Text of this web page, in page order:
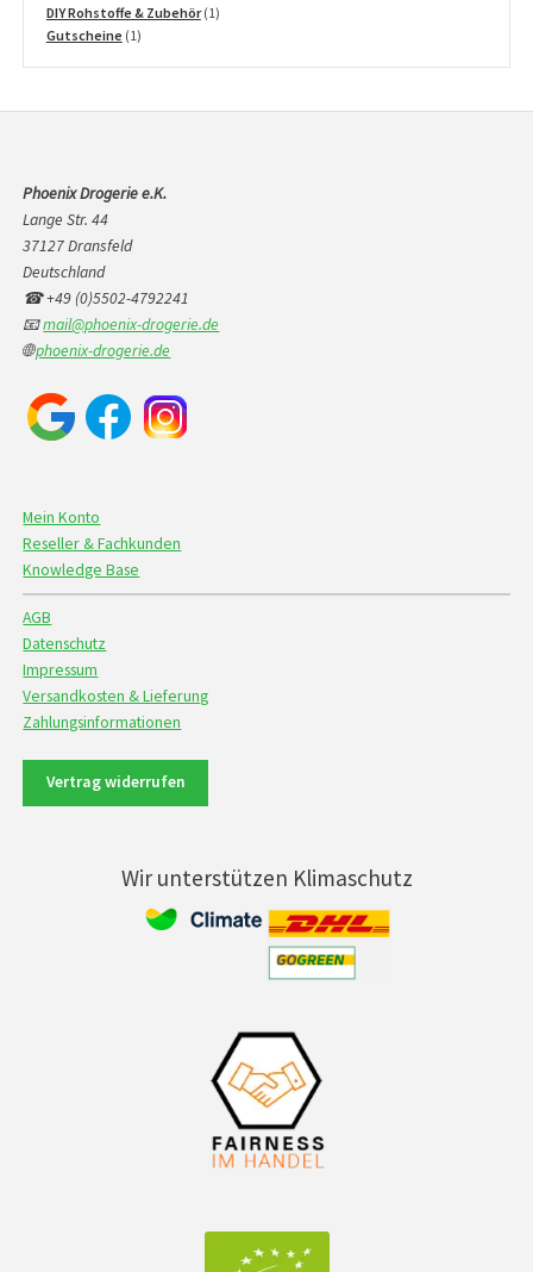
Produkte
DIY Rohstoffe & Zubehör 11
Gutscheine 11
Phoenix Drogerie e.K.
Lange Str. 44
37127 Dransfeld
Deutschland
☎ +49 (0)5502-4792241
📧mail@phoenix-drogerie.de
🌐phoenix-drogerie.de
Mein Konto
Reseller & Fachkunden
Knowledge Base
AGB
Datenschutz
Impressum
Versandkosten & Lieferung
Zahlungsinformationen
Vertrag widerrufen
Wir unterstützen Klimaschutz